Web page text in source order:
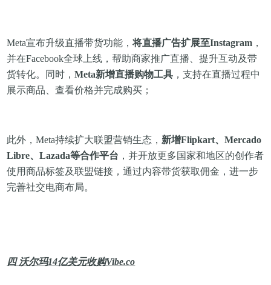
Meta宣布升级直播带货功能，将直播广告扩展至Instagram ，
并在Facebook全球上线，帮助商家推广直播、提升互动及带
货转化。同时，Meta新增直播购物工具 ，支持在直播过程中
展示商品、查看价格并完成购买；
此外，Meta持续扩大联盟营销生态， 新增Flipkart、Mercado
Libre、Lazada等合作平台 ，并开放更多国家和地区的创作者
使用商品标签及联盟链接，通过内容带货获取佣金，进一步
完善社交电商布局。
四 沃尔玛14亿美元收购Vibe.co